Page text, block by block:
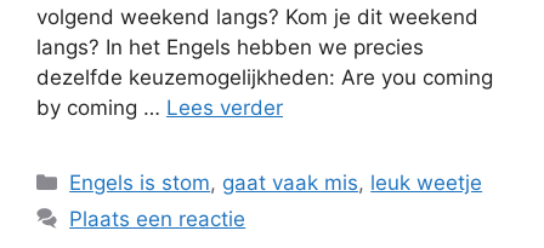
volgend weekend langs? Kom je dit weekend
langs? In het Engels hebben we precies
dezelfde keuzemogelijkheden: Are you coming
by coming … Lees verder
Categorieën
Engels is stom, gaat vaak mis, leuk weetje
Plaats een reactie